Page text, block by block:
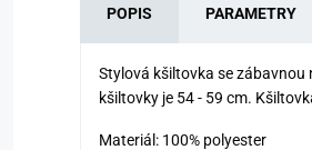
POPIS PARAMETRY
Stylová kšiltovka se zábavnou
kšiltovky je 54 - 59 cm.
Materiál: 100% polyester